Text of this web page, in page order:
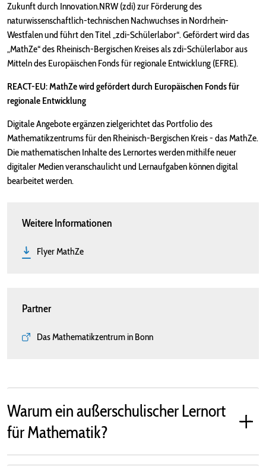
Zukunft durch Innovation.NRW (zdi) zur Förderung des
naturwissenschaftlich-technischen Nachwuchses in Nordrhein-
Westfalen und führt den Titel „zdi-Schülerlabor“. Gefördert wird das
„MathZe“ des Rheinisch-Bergischen Kreises als zdi-Schülerlabor aus
Mitteln des Europäischen Fonds für regionale Entwicklung (EFRE).
REACT-EU: MathZe wird gefördert durch Europäischen Fonds für
regionale Entwicklung
Digitale Angebote ergänzen zielgerichtet das Portfolio des
Mathematikzentrums für den Rheinisch-Bergischen Kreis - das MathZe.
Die mathematischen Inhalte des Lernortes werden mithilfe neuer
digitaler Medien veranschaulicht und Lernaufgaben können digital
bearbeitet werden.
Weitere Informationen
Flyer MathZe
Partner
Das Mathematikzentrum in Bonn
Warum ein außerschulischer Lernort
für Mathematik?